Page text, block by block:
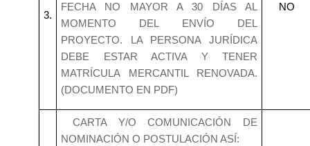
3.
FECHA NO MAYOR A 30 DÍAS AL
MOMENTO DEL ENVÍO DEL
PROYECTO. LA PERSONA JURÍDICA
DEBE ESTAR ACTIVA Y TENER
MATRÍCULA MERCANTIL RENOVADA.
(DOCUMENTO EN PDF)
NO
CARTA Y/O COMUNICACIÓN DE
NOMINACIÓN O POSTULACIÓN ASÍ: